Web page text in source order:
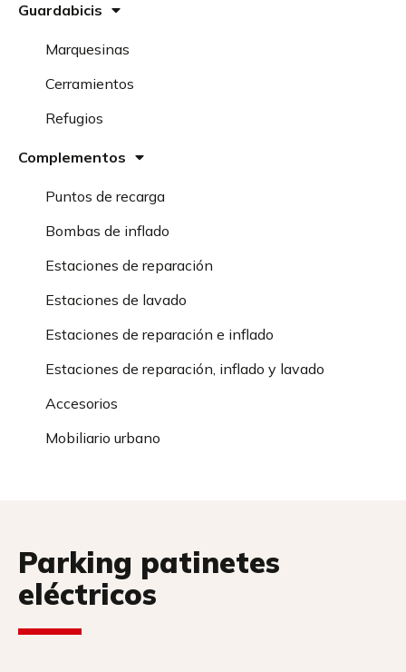
Guardabicis
Marquesinas
Cerramientos
Refugios
Complementos
Puntos de recarga
Bombas de inflado
Estaciones de reparación
Estaciones de lavado
Estaciones de reparación e inflado
Estaciones de reparación, inflado y lavado
Accesorios
Mobiliario urbano
Parking patinetes
eléctricos